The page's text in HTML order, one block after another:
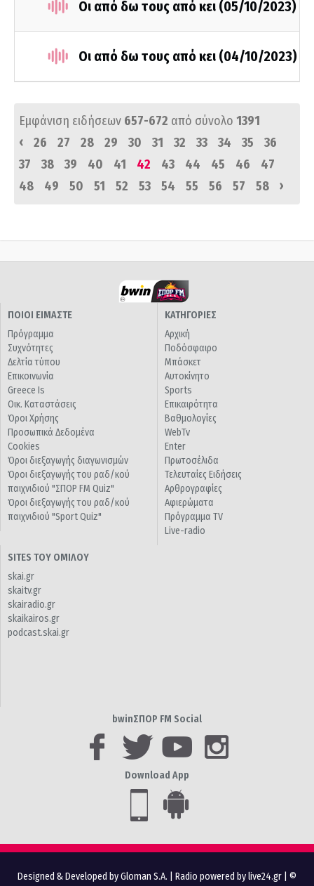
Οι από δω τους από κει (05/10/2023)
Οι από δω τους από κει (04/10/2023)
Εμφάνιση ειδήσεων 657-672 από σύνολο 1391
‹
26 27 28 29 30 31 32 33 34 35
36
37
38 39 40 41 42 43 44 45 46
47
48
49 50 51 52 53 54 55 56 57 58 ›
ΠΟΙΟΙ ΕΙΜΑΣΤΕ
Πρόγραμμα
Συχνότητες
Δελτία τύπου
Επικοινωνία
Greece Is
Οικ. Καταστάσεις
Όροι Χρήσης
Προσωπικά Δεδομένα
Cookies
Όροι διεξαγωγής διαγωνισμών
Όροι διεξαγωγής του ραδ/κού
παιχνιδιού "ΣΠΟΡ FM Quiz"
Όροι διεξαγωγής του ραδ/κού
παιχνιδιού "Sport Quiz"
ΚΑΤΗΓΟΡΙΕΣ
Αρχική
Ποδόσφαιρο
Μπάσκετ
Αυτοκίνητο
Sports
Επικαιρότητα
Βαθμολογίες
WebTv
Enter
Πρωτοσέλιδα
Τελευταίες Ειδήσεις
Αρθρογραφίες
Αφιερώματα
Πρόγραμμα TV
Live-radio
SITES ΤΟΥ ΟΜΙΛΟΥ
skai.gr
skaitv.gr
skairadio.gr
skaikairos.gr
podcast.skai.gr
bwinΣΠΟΡ FM Social
Download App
Designed & Developed by Gloman S.A. Radio powered by live24.gr | ©